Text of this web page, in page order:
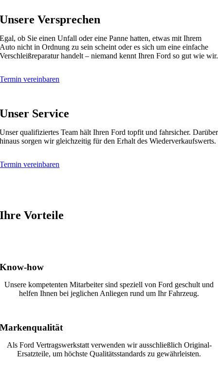
UnsereVersprechen
Egal, ob Sie einen Unfall oder eine Panne hatten, etwas mit Ihrem
Auto nicht in Ordnung zu sein scheint oder es sich um eine einfache
Verschleißreparatur handelt – niemand kennt Ihren Ford so gut wie wir.
Termin vereinbaren
Unser Service
Unser qualifiziertes Team hält Ihren Ford topfit und fahrsicher. Darüber
hinaus sorgen wir gleichzeitig für den Erhalt des Wiederverkaufswerts.
Termin vereinbaren
IhreVorteile
Know-how
Unsere kompetenten Mitarbeiter sind speziell von Ford geschult und
helfen Ihnen bei jeglichen Anliegen rund um Ihr Fahrzeug.
Markenqualität
Als Ford Vertragswerkstatt verwenden wir ausschließlich Original-
Ersatzteile, um höchste Qualitätsstandards zu gewährleisten.